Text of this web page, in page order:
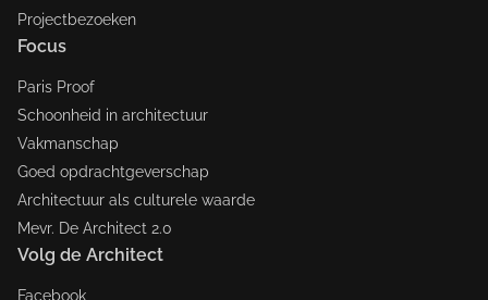
Projectbezoeken
Focus
Paris Proof
Schoonheid in architectuur
Vakmanschap
Goed opdrachtgeverschap
Architectuur als culturele waarde
Mevr. De Architect 2.0
Volg de Architect
Facebook